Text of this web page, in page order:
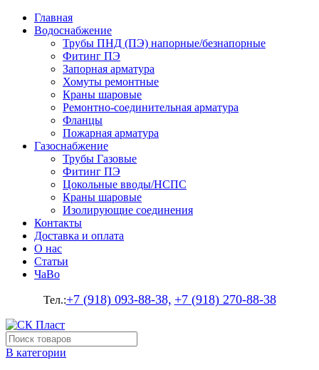
Главная
Водоснабжение
Трубы ПНД (ПЭ) напорные/безнапорные
Фитинг ПЭ
Запорная арматура
Хомуты ремонтные
Краны шаровые
Ремонтно-соединительная арматура
Фланцы
Пожарная арматура
Газоснабжение
Трубы Газовые
Фитинг ПЭ
Цокольные вводы/НСПС
Краны шаровые
Изолирующие соединения
Контакты
Доставка и оплата
О нас
Статьи
ЧаВо
Тел.:+7 (918) 093-88-38, +7 (918) 270-88-38
В категории